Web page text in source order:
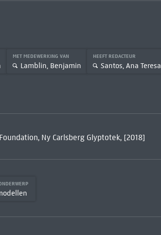
MET MEDEWERKING VAN
Lamblin, Benjamin
HEEFT REDACTEUR
Santos, Ana Teresa
Ny Carlsberg Glyptotek, [2018]